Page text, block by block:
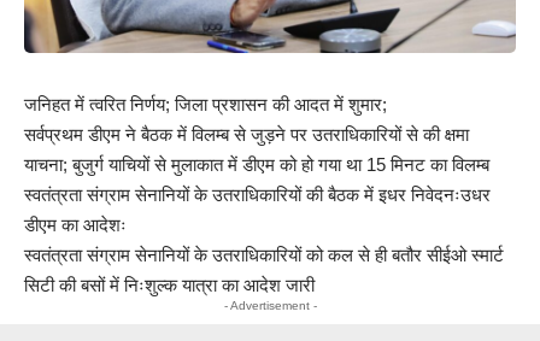
जनिहत में त्वरित निर्णय; जिला प्रशासन की आदत में शुमार;
सर्वप्रथम डीएम ने बैठक में विलम्ब से जुड़ने पर उतराधिकारियों से की क्षमा
याचना; बुजुर्ग याचियों से मुलाकात में डीएम को हो गया था 15 मिनट का विलम्ब
स्वतंत्रता संग्राम सेनानियों के उतराधिकारियों की बैठक में इधर निवेदनःउधर
डीएम का आदेशः
स्वतंत्रता संग्राम सेनानियों के उतराधिकारियों को कल से ही बतौर सीईओ स्मार्ट
सिटी की बसों में निःशुल्क यात्रा का आदेश जारी
- Advertisement -